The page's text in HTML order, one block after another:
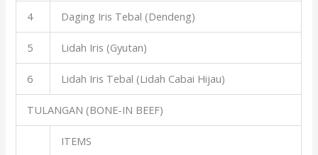
4 Daging Iris Tebal (Dendeng)
5 Lidah Iris (Gyutan)
6 Lidah Iris Tebal (Lidah Cabai Hijau)
TULANGAN (BONE-IN BEEF)
ITEMS